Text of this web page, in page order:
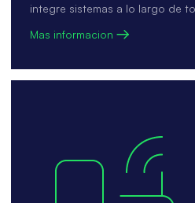
integre sistemas a lo largo de
Mas informacion